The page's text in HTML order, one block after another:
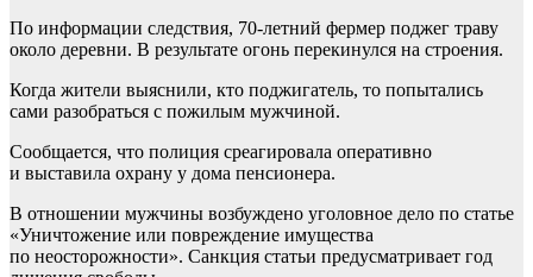
По информации следствия, 70-летний фермер поджег траву
около деревни. В результате огонь перекинулся на строения.
Когда жители выяснили, кто поджигатель, то попытались
сами разобраться с пожилым мужчиной.
Сообщается, что полиция среагировала оперативно
и выставила охрану у дома пенсионера.
В отношении мужчины возбуждено уголовное дело по статье
«Уничтожение или повреждение имущества
по неосторожности». Санкция статьи предусматривает год